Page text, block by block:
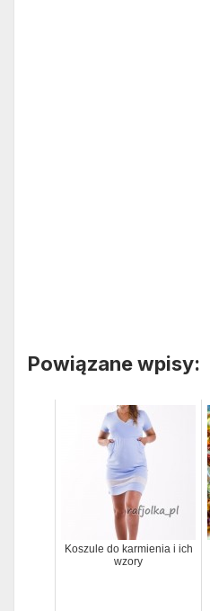
Powiązane wpisy:
Koszule do karmienia i ich
wzory